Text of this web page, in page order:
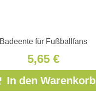
Badeente für Fußballfans
5,65 €
In den Warenkorb